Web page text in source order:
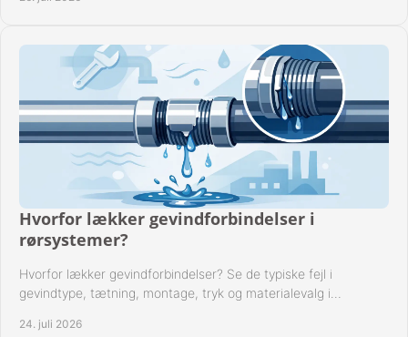
Hvorfor lækker gevindforbindelser i
rørsystemer?
Hvorfor lækker gevindforbindelser? Se de typiske fejl i
gevindtype, tætning, montage, tryk og materialevalg i
24. juli 2026